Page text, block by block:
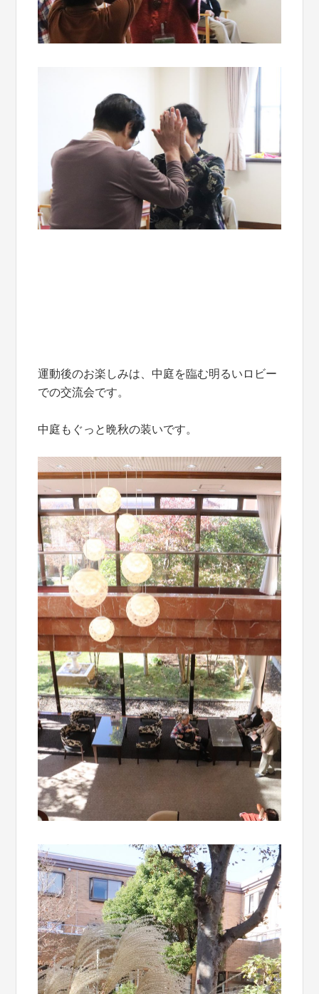
運動後のお楽しみは、中庭を臨む明るいロビー
での交流会です。
中庭もぐっと晩秋の装いです。